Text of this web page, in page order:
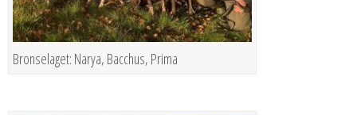
Bronselaget: Narya, Bacchus, Prima